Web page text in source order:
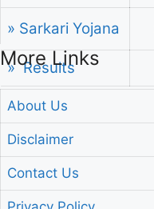
» Sarkari Yojana
» Results
More Links
About Us
Disclaimer
Contact Us